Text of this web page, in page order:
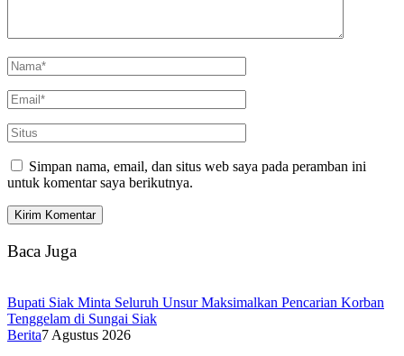
Simpan nama, email, dan situs web saya pada peramban ini
untuk komentar saya berikutnya.
Baca Juga
Bupati Siak Minta Seluruh Unsur Maksimalkan Pencarian Korban
Tenggelam di Sungai Siak
Berita7 Agustus 2026